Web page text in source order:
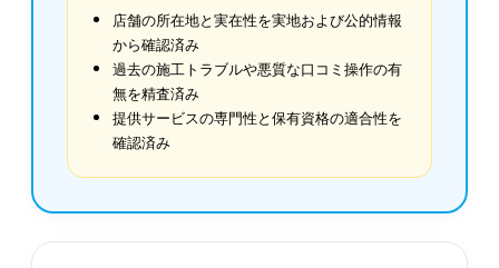
店舗の所在地と実在性を実地および公的情報
から確認済み
過去の施工トラブルや悪質な口コミ操作の有
無を精査済み
提供サービスの専門性と保有資格の適合性を
確認済み